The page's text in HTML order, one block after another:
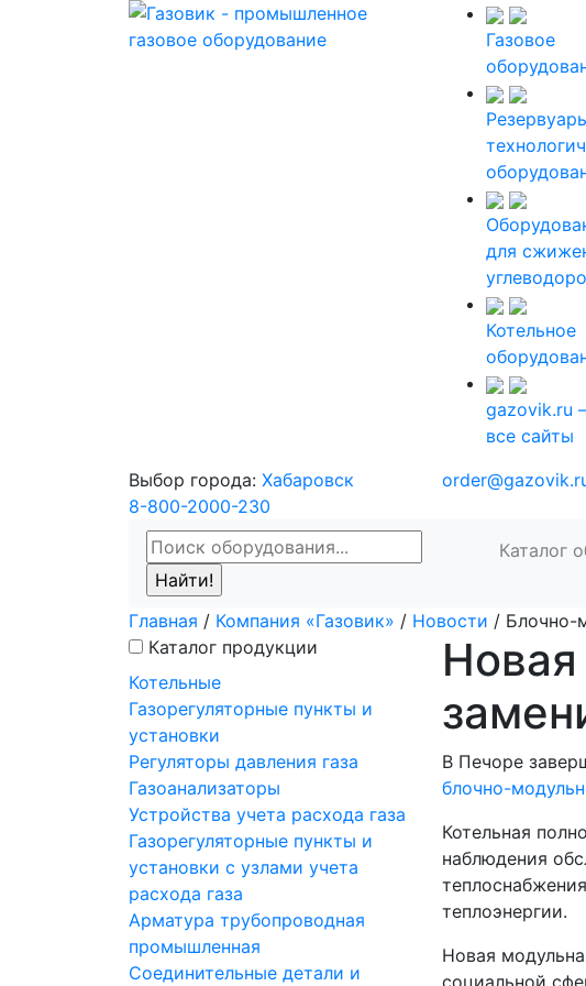
Газовое
для
Котельное
gazovik.ru
все сайты
Выбор города: Хабаровск
8-800-2000-230
Каталог
Главная / Компания «Газовик» / Новости / Блочно-
Каталог продукции
Котельные
Газорегуляторные пункты и
установки
Регуляторы давления газа
Газоанализаторы
Устройства учета расхода газа
Газорегуляторные пункты и
установки с узлами учета
расхода газа
Арматура трубопроводная
промышленная
Соединительные детали и
В Печоре
блочно-
Котельная
наблюдения
теплоэнергии.
Новая
социальной